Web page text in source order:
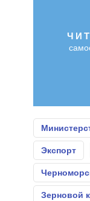
Экспорт
Зерновой